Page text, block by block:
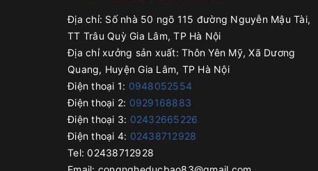
Đức Bảo chuyên thiết kế, gia công các loại bồn
phẩm,....đến các bồn chứa vi sinh trong ngành
Đặt hàng, thiết kế, gia công theo yêu cầu thực tế;
Địa chỉ: Số nhà 50 ngõ 115 đường Nguyễn Mậu Tài,
Địa chỉ xưởng sản xuất: xã Dương Quang, huyện Gia
Điện thoại 1: 0929168883
Điện thoại 2: 02438712928
Địa chỉ: Số nhà 50 ngõ 115 đường Nguyễn Mậu Tài,
TT Trâu Quỳ Gia Lâm, TP Hà Nội
Địa chỉ xưởng sản xuất: Thôn Yên Mỹ, Xã Dương
Quang, Huyện Gia Lâm, TP Hà Nội
Điện thoại 1: 0948052554
Điện thoại 2: 0929168883
Điện thoại 3: 02432665226
Điện thoại 4: 02438712928
Tel: 02438712928